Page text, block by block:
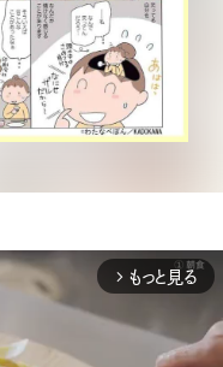
arrow_forward_ios もっと見る